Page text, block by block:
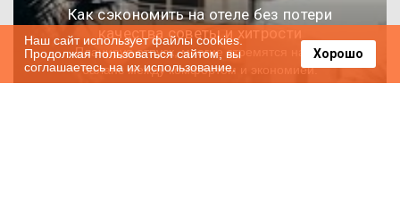
Как сэкономить на отеле без потери
качества советы и хитрости
Планируя отпуск, многие стремятся найти
баланс между комфортом и экономией.
Вопрос выбора жилья для отдыха является
Наш сайт использует файлы cookies.
Продолжая пользоваться сайтом, вы
соглашаетесь на их использование.
Хорошо